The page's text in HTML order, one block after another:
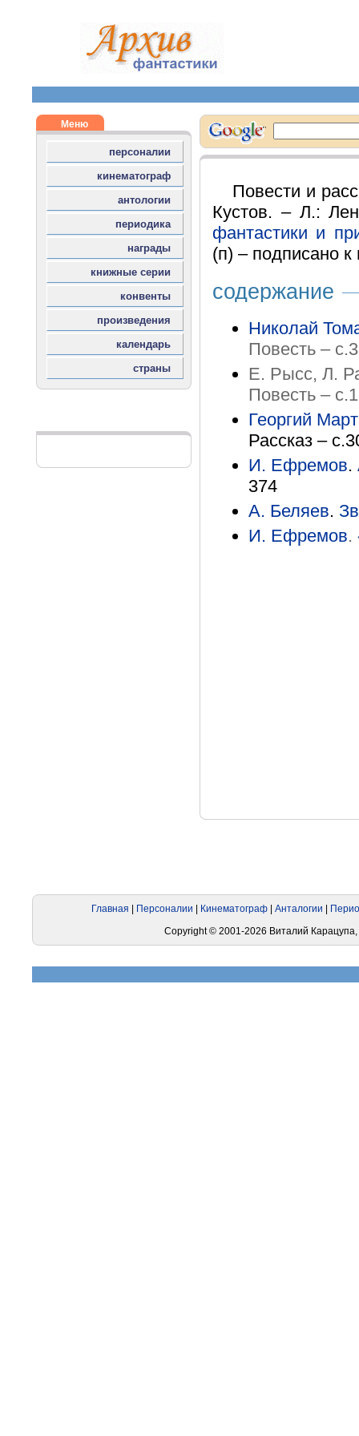
Повести и
Кустов. – Л.:
фантастики и
(п) – подписано к
содержание
Николай
Повесть –
Е. Рысс, Л.
Повесть –
Георгий
Рассказ –
И. Ефремов.
374
А. Беляев.
И. Ефремов.